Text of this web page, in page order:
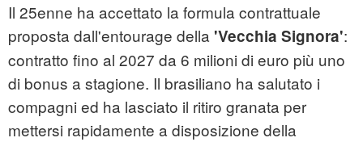
Il 25enne ha accettato la formula contrattuale
proposta dall'entourage della 'Vecchia Signora':
contratto fino al 2027 da 6 milioni di euro più uno
di bonus a stagione. Il brasiliano ha salutato i
compagni ed ha lasciato il ritiro granata per
mettersi rapidamente a disposizione della